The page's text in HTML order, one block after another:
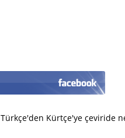
Türkçe'den Kürtçe'ye çeviride